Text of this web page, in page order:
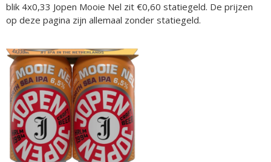
blik 4x0,33 Jopen Mooie Nel zit €0,60 statiegeld. De prijzen
op deze pagina zijn allemaal zonder statiegeld.